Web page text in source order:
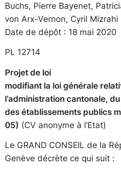
Buchs, Pierre Bayenet,
von Arx-Vernon, Cyril Mizrahi
Date de dépôt : 18 mai 2020
PL 12714
Projet de loi
modifiant la loi générale
l’administration cantonale,
des établissements publics
05) (CV anonyme à l’Etat)
Le GRAND CONSEIL de la
Genève décrète ce qui suit :